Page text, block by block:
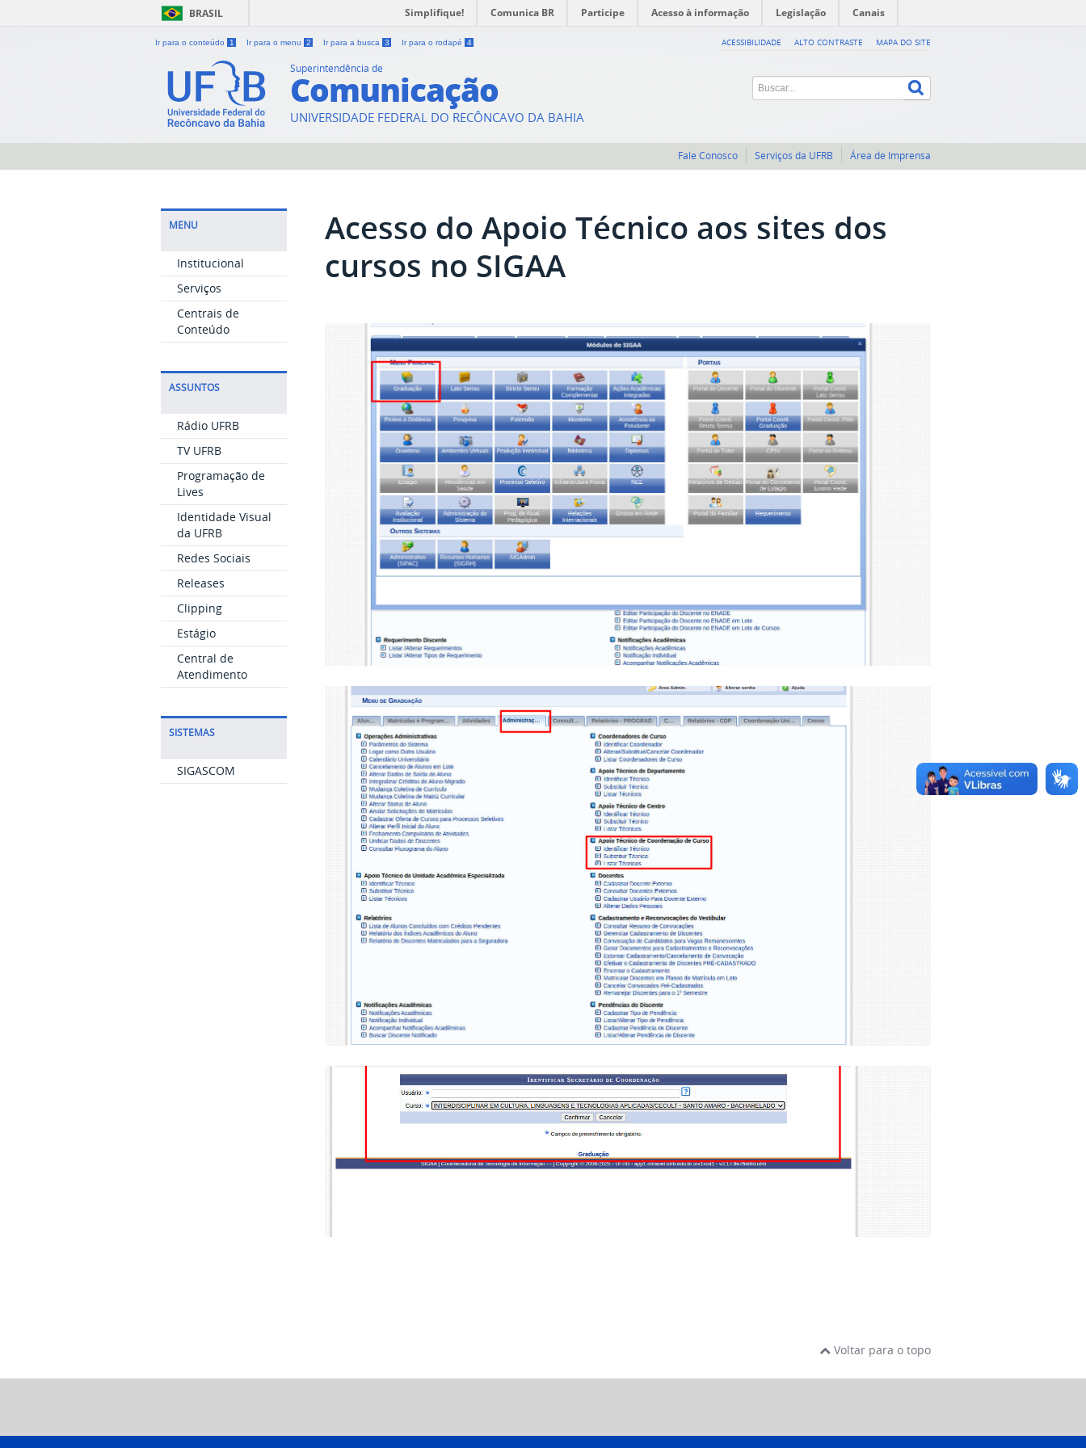
BRASIL Simplifique! Comunica BR Participe Acesso à informação Legislação Canais
Ir para o conteúdo 1 Ir para o menu 2 Ir para a busca 3 Ir para o rodapé 4 ACESSIBILIDADE ALTO CONTRASTE MAPA DO SITE
Superintendência de
Comunicação
UNIVERSIDADE FEDERAL DO RECÔNCAVO DA BAHIA
Fale Conosco Serviços da UFRB Área de Imprensa
MENU
Institucional
Serviços
Centrais de
Conteúdo
ASSUNTOS
Rádio UFRB
TV UFRB
Programação de
Lives
Identidade Visual
da UFRB
Redes Sociais
Releases
Clipping
Estágio
Central de
Atendimento
SISTEMAS
SIGASCOM
Acesso do Apoio Técnico aos sites dos
cursos no SIGAA
Voltar para o topo